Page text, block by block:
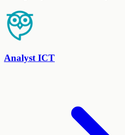
Analyst ICT